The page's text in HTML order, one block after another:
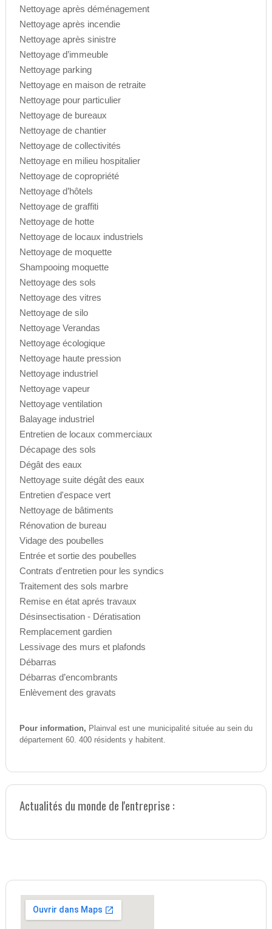
Nettoyage après déménagement
Nettoyage après incendie
Nettoyage après sinistre
Nettoyage d’immeuble
Nettoyage parking
Nettoyage en maison de retraite
Nettoyage pour particulier
Nettoyage de bureaux
Nettoyage de chantier
Nettoyage de collectivités
Nettoyage en milieu hospitalier
Nettoyage de copropriété
Nettoyage d’hôtels
Nettoyage de graffiti
Nettoyage de hotte
Nettoyage de locaux industriels
Nettoyage de moquette
Shampooing moquette
Nettoyage des sols
Nettoyage des vitres
Nettoyage de silo
Nettoyage Verandas
Nettoyage écologique
Nettoyage haute pression
Nettoyage industriel
Nettoyage vapeur
Nettoyage ventilation
Balayage industriel
Entretien de locaux commerciaux
Décapage des sols
Dégât des eaux
Nettoyage suite dégât des eaux
Entretien d'espace vert
Nettoyage de bâtiments
Rénovation de bureau
Vidage des poubelles
Entrée et sortie des poubelles
Contrats d'entretien pour les syndics
Traitement des sols marbre
Remise en état aprés travaux
Désinsectisation - Dératisation
Remplacement gardien
Lessivage des murs et plafonds
Débarras
Débarras d’encombrants
Enlèvement des gravats
Pour information, Plainval est une municipalité située au sein du
département 60. 400 résidents y habitent.
Actualités du monde de l'entreprise :